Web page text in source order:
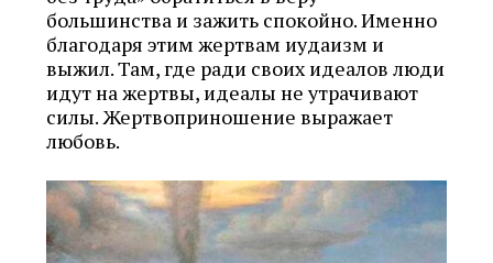
большинства и зажить спокойно. Именно
благодаря этим жертвам иудаизм и
выжил. Там, где ради своих идеалов люди
идут на жертвы, идеалы не утрачивают
силы. Жертвоприношение выражает
любовь.